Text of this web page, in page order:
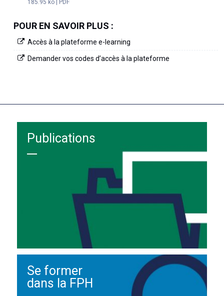
185.95 ko | PDF
POUR EN SAVOIR PLUS :
Accès à la plateforme e-learning
Demander vos codes d’accès à la plateforme
Publications
Se former
dans la FPH